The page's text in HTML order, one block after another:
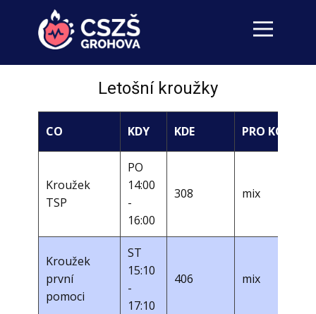
Letošní kroužky
CO KDY KDE PRO KOHO
Kroužek
TSP
PO
14:00
-
16:00
308 mix
Kroužek
první
pomoci
ST
15:10
-
17:10
406 mix